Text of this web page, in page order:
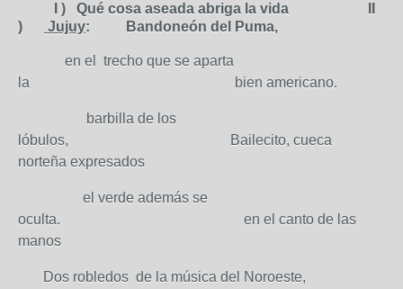
I ) Qué cosa aseada abriga la vida II
)
Jujuy: Bandoneón del Puma,
en el trecho que se aparta
la bien americano.
barbilla de los
lóbulos, Bailecito, cueca
norteña expresados
el verde además se
oculta. en el canto de las
manos
Dos robledos de la música del Noroeste,